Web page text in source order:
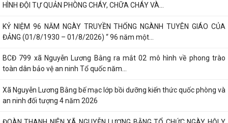
THIẾU NIÊN, NHI ĐỒNG HÈ NĂM 2026
CÔNG AN XÃ NGUYỄN LƯƠNG BẰNG TỔ CHỨC HỘI NGHỊ SƠ KẾT MÔ
HÌNH ĐỘI TỰ QUẢN PHÒNG CHÁY, CHỮA CHÁY VÀ...
KỶ NIỆM 96 NĂM NGÀY TRUYỀN THỐNG NGÀNH TUYÊN GIÁO CỦA
ĐẢNG (01/8/1930 – 01/8/2026) “ 96 năm một...
BCĐ 799 xã Nguyễn Lương Bằng ra mắt 02 mô hình về phong trào
toàn dân bảo vệ an ninh Tổ quốc năm...
Xã Nguyễn Lương Bằng bế mạc lớp bồi dưỡng kiến thức quốc phòng và